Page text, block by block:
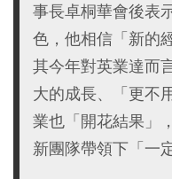
事長卓桐華會後表
色，他相信「新的
其今年對英業達而
大的成長、「更不
業也「開花結果」
新團隊帶領下「一